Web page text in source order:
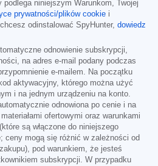
niniejszym Warunkom, Twojej
prywatności/plików cookie i
odinstalować SpyHunter, dowiedz
odnowienie subskrypcji,
na adres e-mail podany podczas
e-mailem. Na początku
aktywacyjny, którego można użyć
i na jednym urządzeniu na konto.
odnowiona po cenie i na
ofertowymi oraz warunkami
są włączone do niniejszego
ceny mogą się różnić w zależności od
pod warunkiem, że jesteś
subskrypcji. W przypadku